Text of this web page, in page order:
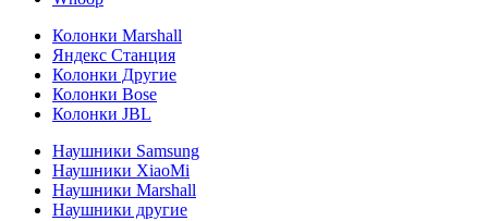
Колонки Marshall
Яндекс Станция
Колонки Другие
Колонки Bose
Колонки JBL
Наушники Samsung
Наушники XiaoMi
Наушники Marshall
Наушники другие